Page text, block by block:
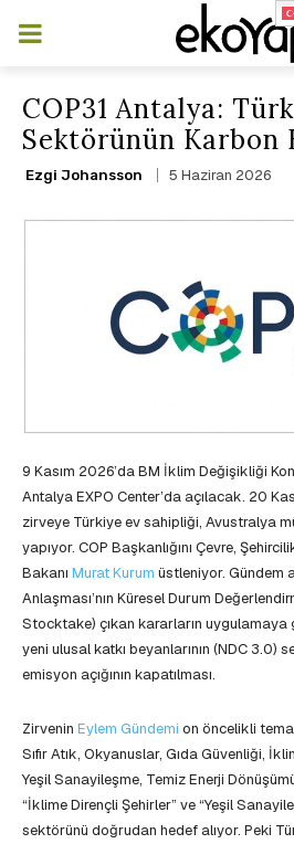
COP31 Antalya:
Sektörünün Karbon
Ezgi Johansson 5 Haziran 2026
9 Kasım 2026’da BM İklim Değişikliği
Antalya EXPO Center’da açılacak. 20
zirveye Türkiye ev sahipliği, Avustralya
yapıyor. COP Başkanlığını Çevre,
Bakanı Murat Kurum üstleniyor. Gündem
Anlaşması’nın Küresel Durum
Stocktake) çıkan kararların uygulamaya
yeni ulusal katkı beyanlarının (NDC 3.0)
emisyon açığının kapatılması.
Zirvenin Eylem Gündemi on öncelikli
Sıfır Atık, Okyanuslar, Gıda Güvenliği,
Yeşil Sanayileşme, Temiz Enerji
“İklime Dirençli Şehirler” ve “Yeşil
sektörünü doğrudan hedef alıyor. Peki